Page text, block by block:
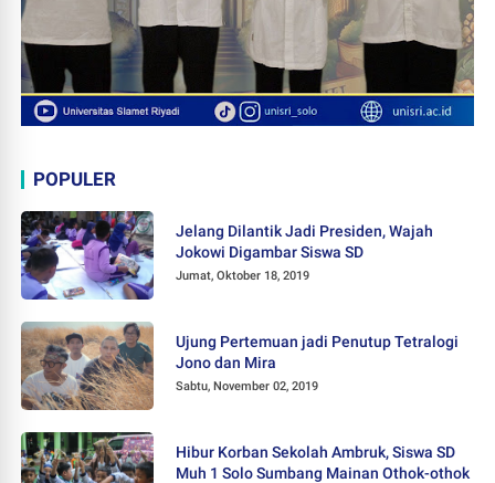
POPULER
Jelang Dilantik Jadi Presiden, Wajah
Jokowi Digambar Siswa SD
Jumat, Oktober 18, 2019
Ujung Pertemuan jadi Penutup Tetralogi
Jono dan Mira
Sabtu, November 02, 2019
Hibur Korban Sekolah Ambruk, Siswa SD
Muh 1 Solo Sumbang Mainan Othok-othok